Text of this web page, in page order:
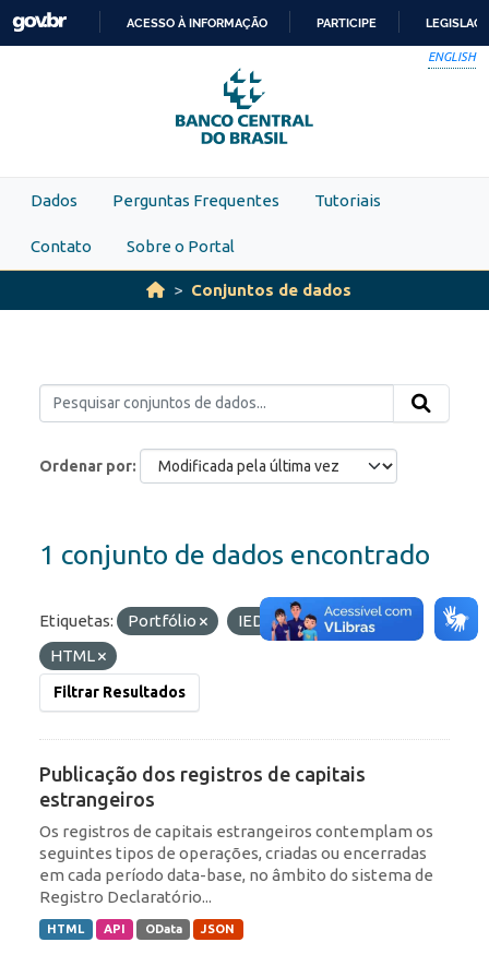
Skip to main content
PARA
O
CONTEÚDO
ACESSO À INFORMAÇÃO PARTICIPE
ENGLISH
Dados Perguntas Frequentes Tutoriais
Contato Sobre o Portal
Conjuntos de dados
Ordenar por
1 conjunto de dados encontrado
Etiquetas: Portfólio IED
Formatos:
HTML
Filtrar Resultados
Publicação dos registros de capitais
estrangeiros
Os registros de capitais estrangeiros contemplam os
seguintes tipos de operações, criadas ou encerradas
em cada período data-base, no âmbito do sistema de
Registro Declaratório...
HTML API OData JSON